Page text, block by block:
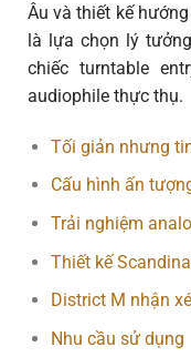
Âu và thiết kế
là lựa chọn lý
chiếc turntable
audiophile thực thụ.
Tối giản nhưng
Cấu hình ấn
Trải nghiệm
Thiết kế
District M nhận
Nhu cầu sử dụng